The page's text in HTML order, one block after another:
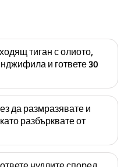
тиган с олиото,
и гответе 30
да размразявате и
разбърквате от